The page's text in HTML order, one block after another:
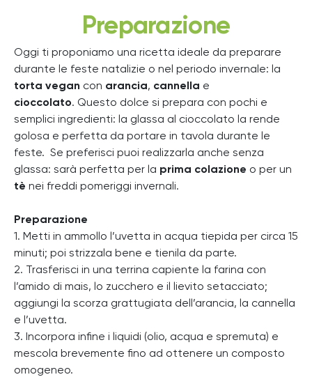
Preparazione
Oggi ti proponiamo una ricetta ideale da preparare
durante le feste natalizie o nel periodo invernale: la
torta vegan con arancia, cannella e
cioccolato. Questo dolce si prepara con pochi e
semplici ingredienti: la glassa al cioccolato la rende
golosa e perfetta da portare in tavola durante le
feste. Se preferisci puoi realizzarla anche senza
glassa: sarà perfetta per la prima colazione o per un
tè nei freddi pomeriggi invernali.
Preparazione
1. Metti in ammollo l’uvetta in acqua tiepida per circa 15
minuti; poi strizzala bene e tienila da parte.
2. Trasferisci in una terrina capiente la farina con
l’amido di mais, lo zucchero e il lievito setacciato;
aggiungi la scorza grattugiata dell’arancia, la cannella
e l’uvetta.
3. Incorpora infine i liquidi (olio, acqua e spremuta) e
mescola brevemente fino ad ottenere un composto
omogeneo.